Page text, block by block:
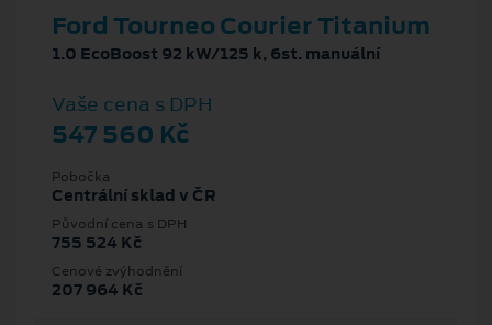
Ford Tourneo Courier Titanium
1.0 EcoBoost 92 kW/125 k, 6st. manuální
Vaše cena s DPH
547 560 Kč
Pobočka
Centrální sklad v ČR
Původní cena s DPH
755 524 Kč
Cenové zvýhodnění
207 964 Kč